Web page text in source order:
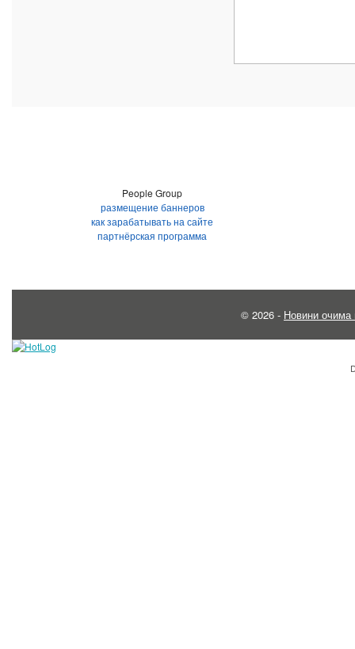
People Group
размещение баннеров
как зарабатывать на сайте
партнёрская программа
© 2026 - Новини очима